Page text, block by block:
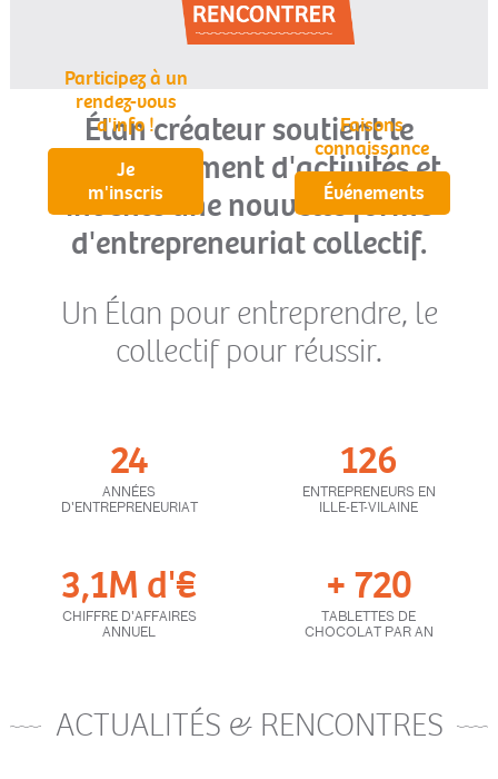
Participez à un
rendez-vous
d'info !
Je
m'inscris
Faisons
connaissance
Événements
Élan créateur soutient le
développement d'activités et
invente une nouvelle forme
d'entrepreneuriat collectif.
Un Élan pour entreprendre, le
collectif pour réussir.
24
ANNÉES
D'ENTREPRENEURIAT
126
ENTREPRENEURS EN
ILLE-ET-VILAINE
3,1M d'€
CHIFFRE D'AFFAIRES
ANNUEL
+ 720
TABLETTES DE
CHOCOLAT PAR AN
ACTUALITÉS & RENCONTRES